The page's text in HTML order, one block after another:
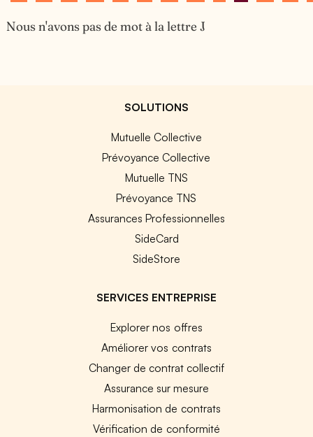
Nous n'avons pas de mot à la lettre J
SOLUTIONS
Mutuelle Collective
Prévoyance Collective
Mutuelle TNS
Prévoyance TNS
Assurances Professionnelles
SideCard
SideStore
SERVICES ENTREPRISE
Explorer nos offres
Améliorer vos contrats
Changer de contrat collectif
Assurance sur mesure
Harmonisation de contrats
Vérification de conformité